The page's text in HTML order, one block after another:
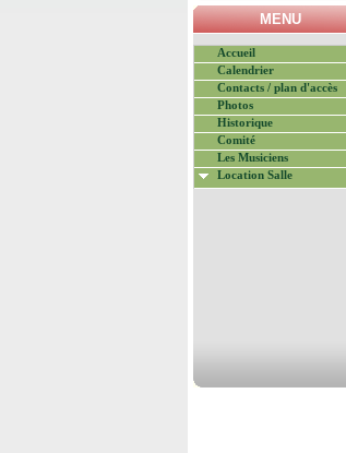
MENU
Accueil
Calendrier
Contacts / plan d'accès
Photos
Historique
Comité
Les Musiciens
Location Salle